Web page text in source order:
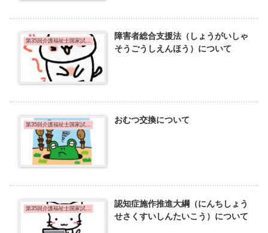
第35回介護福祉士国家試験問題
障害者総合支援法（しょうがいしゃ
そうごうしえんほう）について
第35回介護福祉士国家試験問題 おむつ交換について
第35回介護福祉士国家試験問題
認知症施作推進大綱（にんちしょう
せさくすいしんたいこう）について